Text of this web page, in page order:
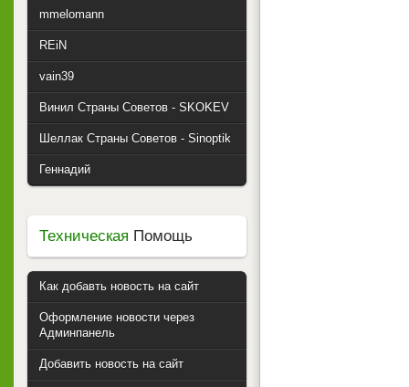
mmelomann
REiN
vain39
Винил Страны Советов - SKOKEV
Шеллак Страны Советов - Sinoptik
Геннадий
Техническая Помощь
Как добавть новость на сайт
Оформление новости через
Админпанель
Добавить новость на сайт